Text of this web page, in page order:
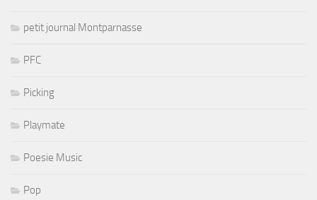
petit journal Montparnasse
PFC
Picking
Playmate
Poesie Music
Pop